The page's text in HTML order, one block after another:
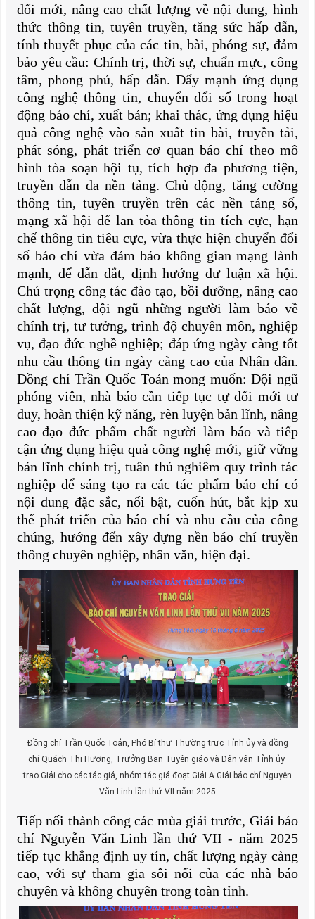
đổi mới, nâng cao chất lượng về nội dung, hình
thức thông tin, tuyên truyền, tăng sức hấp dẫn,
tính thuyết phục của các tin, bài, phóng sự, đảm
bảo yêu cầu: Chính trị, thời sự, chuẩn mực, công
tâm, phong phú, hấp dẫn. Đẩy mạnh ứng dụng
công nghệ thông tin, chuyển đổi số trong hoạt
động báo chí, xuất bản; khai thác, ứng dụng hiệu
quả công nghệ vào sản xuất tin bài, truyền tải,
phát sóng, phát triển cơ quan báo chí theo mô
hình tòa soạn hội tụ, tích hợp đa phương tiện,
truyền dẫn đa nền tảng. Chủ động, tăng cường
thông tin, tuyên truyền trên các nền tảng số,
mạng xã hội để lan tỏa thông tin tích cực, hạn
chế thông tin tiêu cực, vừa thực hiện chuyển đổi
số báo chí vừa đảm bảo không gian mạng lành
mạnh, để dẫn dắt, định hướng dư luận xã hội.
Chú trọng công tác đào tạo, bồi dưỡng, nâng cao
chất lượng, đội ngũ những người làm báo về
chính trị, tư tưởng, trình độ chuyên môn, nghiệp
vụ, đạo đức nghề nghiệp; đáp ứng ngày càng tốt
nhu cầu thông tin ngày càng cao của Nhân dân.
Đồng chí Trần Quốc Toản mong muốn: Đội ngũ
phóng viên, nhà báo cần tiếp tục tự đổi mới tư
duy, hoàn thiện kỹ năng, rèn luyện bản lĩnh, nâng
cao đạo đức phẩm chất người làm báo và tiếp
cận ứng dụng hiệu quả công nghệ mới, giữ vững
bản lĩnh chính trị, tuân thủ nghiêm quy trình tác
nghiệp để sáng tạo ra các tác phẩm báo chí có
nội dung đặc sắc, nổi bật, cuốn hút, bắt kịp xu
thế phát triển của báo chí và nhu cầu của công
chúng, hướng đến xây dựng nền báo chí truyền
thông chuyên nghiệp, nhân văn, hiện đại.
Đồng chí Trần Quốc Toản, Phó Bí thư Thường trực Tỉnh ủy và đồng
chí Quách Thị Hương, Trưởng Ban Tuyên giáo và Dân vận Tỉnh ủy
trao Giải cho các tác giả, nhóm tác giả đoạt Giải A Giải báo chí Nguyễn
Văn Linh lần thứ VII năm 2025
Tiếp nối thành công các mùa giải trước, Giải báo
chí Nguyễn Văn Linh lần thứ VII - năm 2025
tiếp tục khẳng định uy tín, chất lượng ngày càng
cao, với sự tham gia sôi nổi của các nhà báo
chuyên và không chuyên trong toàn tỉnh.